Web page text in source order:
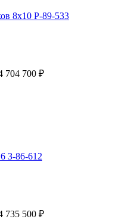
8х10 Р-89-533
704 700 ₽
З-86-612
735 500 ₽